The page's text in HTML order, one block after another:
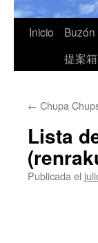
Inicio
提案箱
← Chupa
Lista
Publicada el